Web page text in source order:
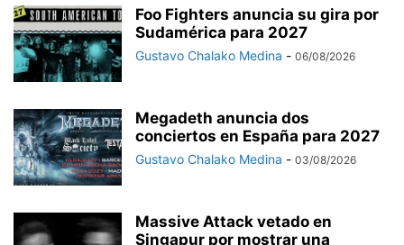
Foo Fighters anuncia su gira por
Sudamérica para 2027
Gustavo Chalako Medina - 06/08/2026
Megadeth anuncia dos
conciertos en España para 2027
Gustavo Chalako Medina - 03/08/2026
Massive Attack vetado en
Singapur por mostrar una